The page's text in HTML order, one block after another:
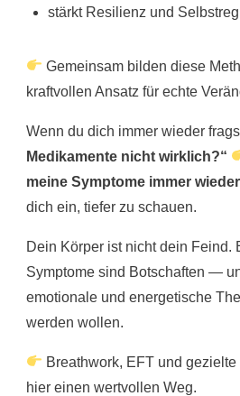
stärkt Resilienz und
Gemeinsam bilden diese
kraftvollen Ansatz für echte
Wenn du dich immer wieder
Medikamente nicht wirklich?“
meine Symptome immer
dich ein, tiefer zu schauen.
Dein Körper ist nicht dein Feind.
Symptome sind Botschaften —
emotionale und energetische
werden wollen.
Breathwork, EFT und
hier einen wertvollen Weg.